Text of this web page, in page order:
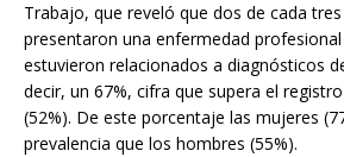
Trabajo, que reveló que dos de cada
presentaron una enfermedad
estuvieron relacionados a diagnósticos
decir, un 67%, cifra que supera el
(52%). De este porcentaje las mujeres
prevalencia que los hombres (55%).